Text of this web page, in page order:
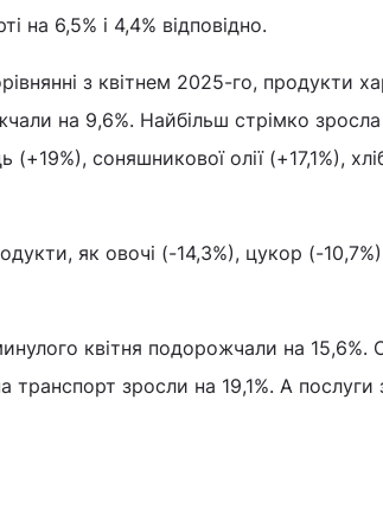
на 6,5% і 4,4% відповідно.
з квітнем 2025-го, продукти
на 9,6%. Найбільш стрімко зросла
соняшникової олії (+17,1%),
як овочі (-14,3%), цукор (-
квітня подорожчали на 15,6%.
зросли на 19,1%. А послуги